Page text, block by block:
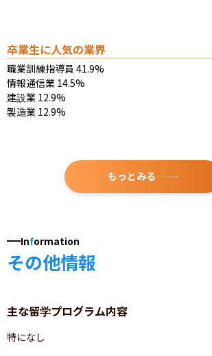
卒業生に人気の業界
職業訓練指導員 41.9%
情報通信業 14.5%
建設業 12.9%
製造業 12.9%
もっとみる
Information
その他情報
主な留学プログラム内容
特になし